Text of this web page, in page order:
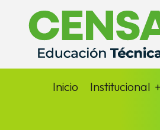
Inicio Institucional